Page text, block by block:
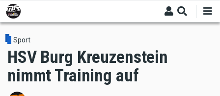
Skip
to
main
content
Sport
HSV Burg Kreuzenstein
nimmt Training auf